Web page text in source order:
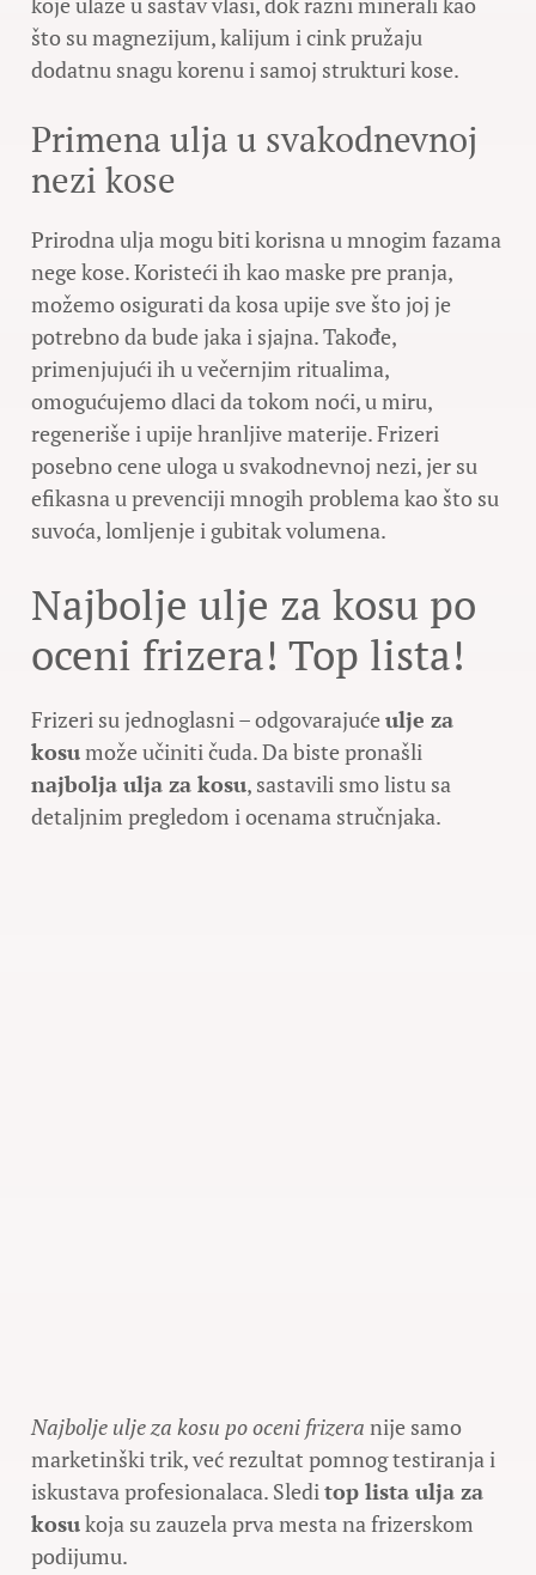
što su magnezijum, kalijum i cink pružaju
dodatnu snagu korenu i samoj strukturi kose.
Primena ulja u svakodnevnoj
nezi kose
Prirodna ulja mogu biti korisna u mnogim fazama
nege kose. Koristeći ih kao maske pre pranja,
možemo osigurati da kosa upije sve što joj je
potrebno da bude jaka i sjajna. Takođe,
primenjujući ih u večernjim ritualima,
omogućujemo dlaci da tokom noći, u miru,
regeneriše i upije hranljive materije. Frizeri
posebno cene uloga u svakodnevnoj nezi, jer su
efikasna u prevenciji mnogih problema kao što su
suvoća, lomljenje i gubitak volumena.
Najbolje ulje za kosu po
oceni frizera! Top lista!
Frizeri su jednoglasni – odgovarajućeulje za
kosumože učiniti čuda. Da biste pronašli
najbolja ulja za kosu, sastavili smo listu sa
detaljnim pregledom i ocenama stručnjaka.
Najbolje ulje za kosu po oceni frizera nije samo
marketinški trik, već rezultat pomnog testiranja i
iskustava profesionalaca. Sleditop lista ulja za
kosukoja su zauzela prva mesta na frizerskom
podijumu.